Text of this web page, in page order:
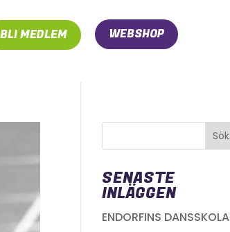
BLI MEDLEM WEBSHOP
SENASTE
INLÄGGEN
ENDORFINS DANSSKOLA